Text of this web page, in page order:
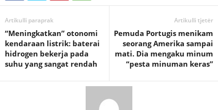
Artikulli paraprak
“Meningkatkan” otonomi
kendaraan listrik: baterai
hidrogen bekerja pada
suhu yang sangat rendah
Artikulli tjetër
Pemuda Portugis menikam
seorang Amerika sampai
mati. Dia mengaku minum
“pesta minuman keras”